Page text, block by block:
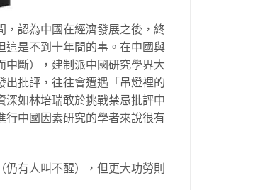
，認為中國在經濟發展之後，終
這是不到十年間的事。在中國與
中斷），建制派中國研究學界大
出批評，往往會遭遇「吊燈裡的
深如林培瑞敢於挑戰禁忌批評中
行中國因素研究的學者來說很有
有人叫不醒），但更大功勞則